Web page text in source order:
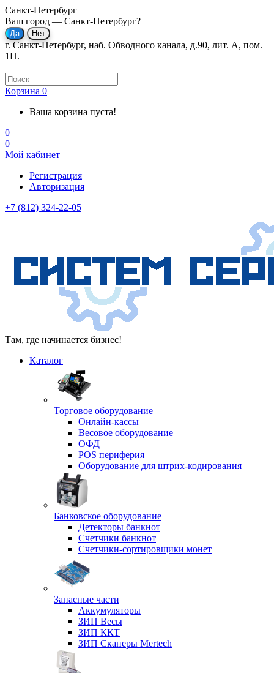
Санкт-Петербург
Ваш город — Санкт-Петербург?
г. Санкт-Петербург, наб. Обводного канала, д.90, лит. А, пом.
1Н.
Корзина 0
Ваша корзина пуста!
0
0
Мой кабинет
Регистрация
Авторизация
+7 (812) 324-22-05
Там, где начинается бизнес!
Каталог
Торговое оборудование
Онлайн-кассы
Весовое оборудование
ОФД
POS периферия
Оборудование для штрих-кодирования
Банковское оборудование
Детекторы банкнот
Счетчики банкнот
Счетчики-сортировщики монет
Запасные части
Аккумуляторы
ЗИП Весы
ЗИП ККТ
ЗИП Сканеры Mertech